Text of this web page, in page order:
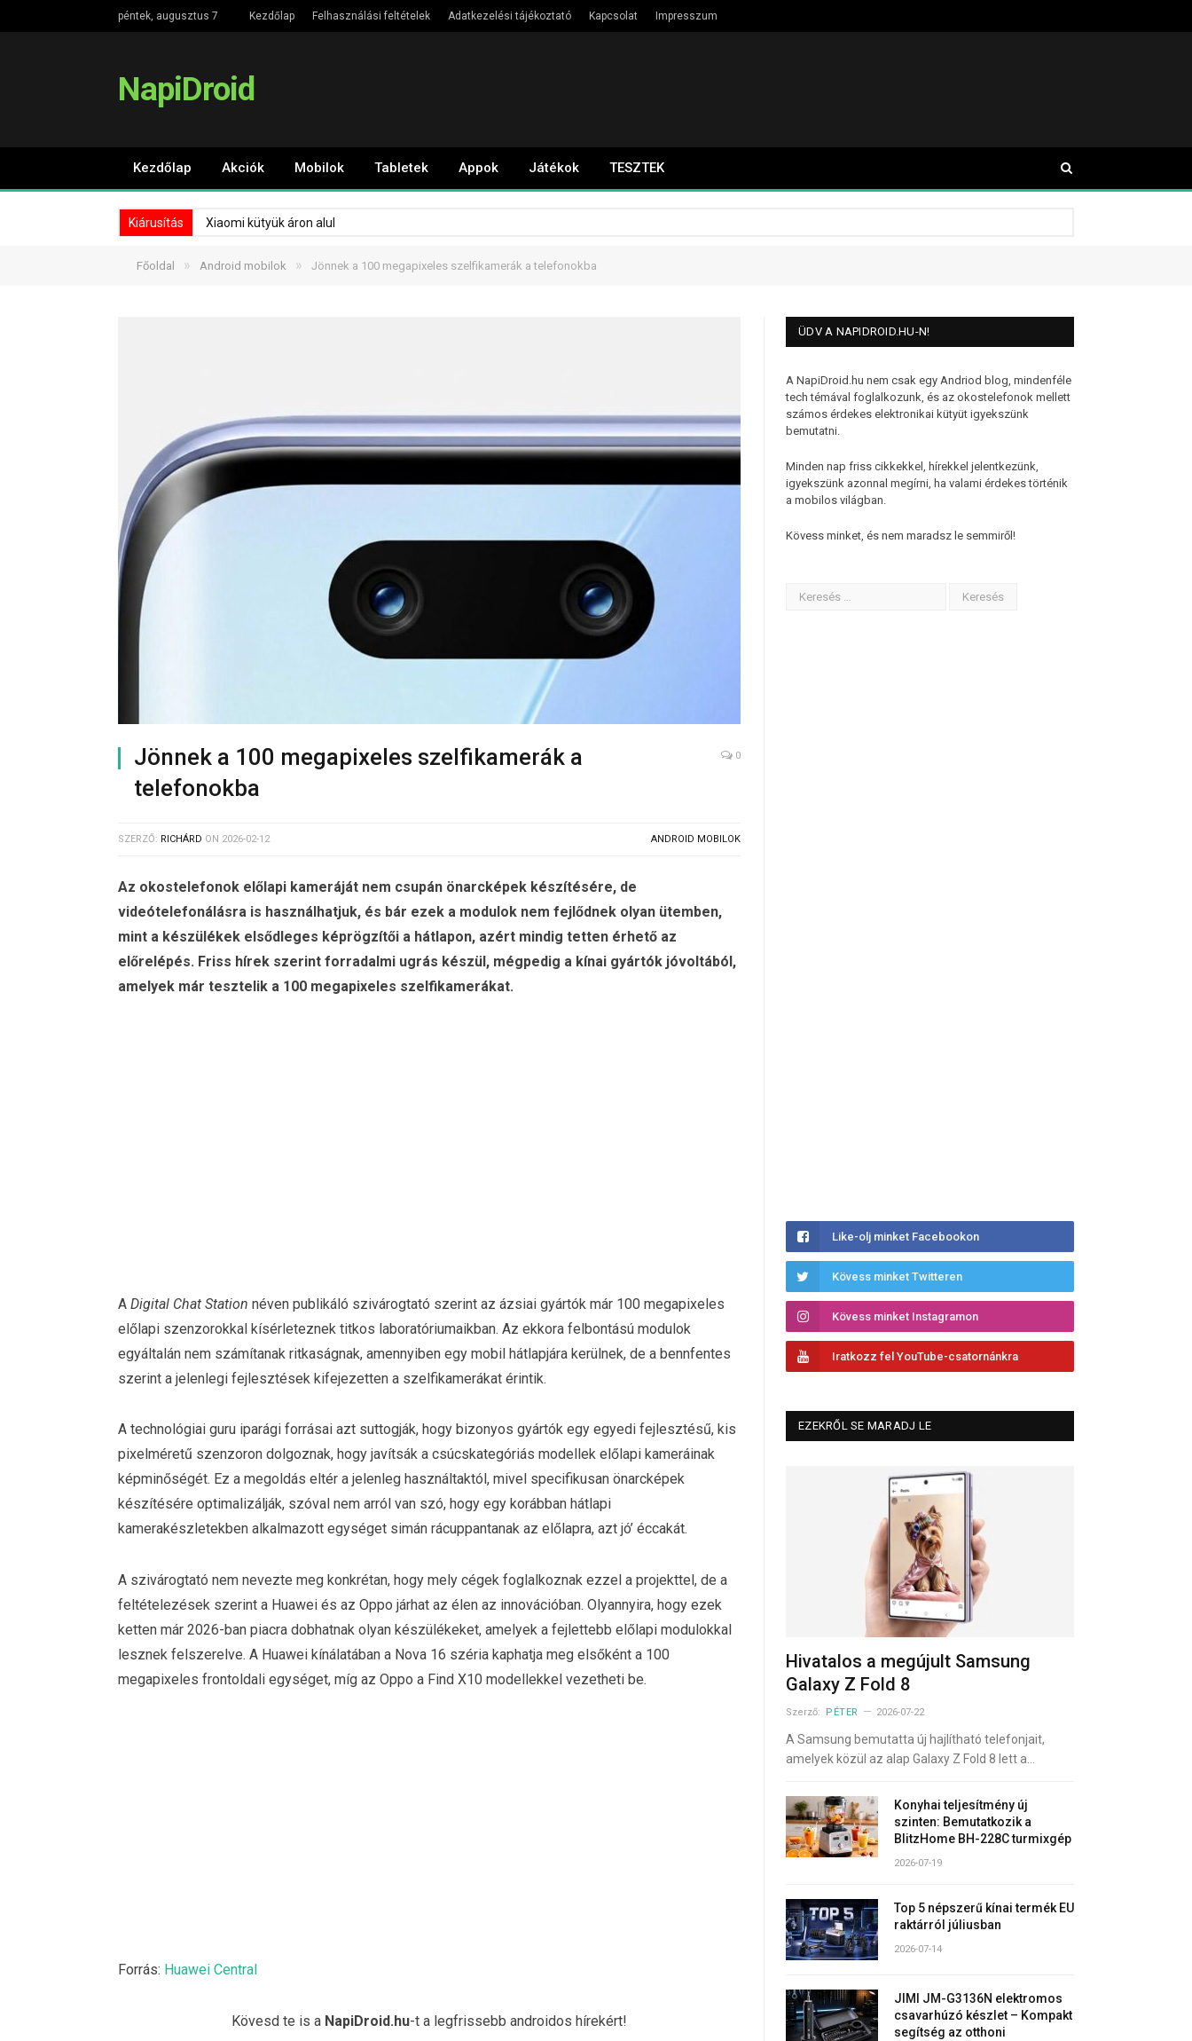
péntek, augusztus 7 Kezdőlap Felhasználási feltételek Adatkezelési tájékoztató Kapcsolat Impresszum
NapiDroid
Kezdőlap Akciók Mobilok Tabletek Appok Játékok TESZTEK
Kiárusítás Xiaomi kütyük áron alul
Főoldal » Android mobilok » Jönnek a 100 megapixeles szelfikamerák a telefonokba
Jönnek a 100 megapixeles szelfikamerák a
telefonokba
0
SZERZŐ: RICHÁRD ON 2026-02-12 ANDROID MOBILOK
Az okostelefonok előlapi kameráját nem csupán önarcképek készítésére, de
videótelefonálásra is használhatjuk, és bár ezek a modulok nem fejlődnek olyan ütemben,
mint a készülékek elsődleges képrögzítői a hátlapon, azért mindig tetten érhető az
előrelépés. Friss hírek szerint forradalmi ugrás készül, mégpedig a kínai gyártók jóvoltából,
amelyek már tesztelik a 100 megapixeles szelfikamerákat.
A Digital Chat Station néven publikáló szivárogtató szerint az ázsiai gyártók már 100 megapixeles
előlapi szenzorokkal kísérleteznek titkos laboratóriumaikban. Az ekkora felbontású modulok
egyáltalán nem számítanak ritkaságnak, amennyiben egy mobil hátlapjára kerülnek, de a bennfentes
szerint a jelenlegi fejlesztések kifejezetten a szelfikamerákat érintik.
A technológiai guru iparági forrásai azt suttogják, hogy bizonyos gyártók egy egyedi fejlesztésű, kis
pixelméretű szenzoron dolgoznak, hogy javítsák a csúcskategóriás modellek előlapi kameráinak
képminőségét. Ez a megoldás eltér a jelenleg használtaktól, mivel specifikusan önarcképek
készítésére optimalizálják, szóval nem arról van szó, hogy egy korábban hátlapi
kamerakészletekben alkalmazott egységet simán rácuppantanak az előlapra, azt jó’ éccakát.
A szivárogtató nem nevezte meg konkrétan, hogy mely cégek foglalkoznak ezzel a projekttel, de a
feltételezések szerint a Huawei és az Oppo járhat az élen az innovációban. Olyannyira, hogy ezek
ketten már 2026-ban piacra dobhatnak olyan készülékeket, amelyek a fejlettebb előlapi modulokkal
lesznek felszerelve. A Huawei kínálatában a Nova 16 széria kaphatja meg elsőként a 100
megapixeles frontoldali egységet, míg az Oppo a Find X10 modellekkel vezetheti be.
Forrás: Huawei Central
Kövesd te is a NapiDroid.hu-t a legfrissebb androidos hírekért!
ÜDV A NAPIDROID.HU-N!
A NapiDroid.hu nem csak egy Andriod blog, mindenféle
tech témával foglalkozunk, és az okostelefonok mellett
számos érdekes elektronikai kütyüt igyekszünk
bemutatni.
Minden nap friss cikkekkel, hírekkel jelentkezünk,
igyekszünk azonnal megírni, ha valami érdekes történik
a mobilos világban.
Kövess minket, és nem maradsz le semmiről!
Like-olj minket Facebookon
Kövess minket Twitteren
Kövess minket Instagramon
Iratkozz fel YouTube-csatornánkra
EZEKRŐL SE MARADJ LE
Hivatalos a megújult Samsung
Galaxy Z Fold 8
Szerző: PÉTER 2026-07-22
A Samsung bemutatta új hajlítható telefonjait,
amelyek közül az alap Galaxy Z Fold 8 lett a…
Konyhai teljesítmény új
szinten: Bemutatkozik a
BlitzHome BH-228C turmixgép
2026-07-19
Top 5 népszerű kínai termék EU
raktárról júliusban
2026-07-14
JIMI JM-G3136N elektromos
csavarhúzó készlet – Kompakt
segítség az otthoni